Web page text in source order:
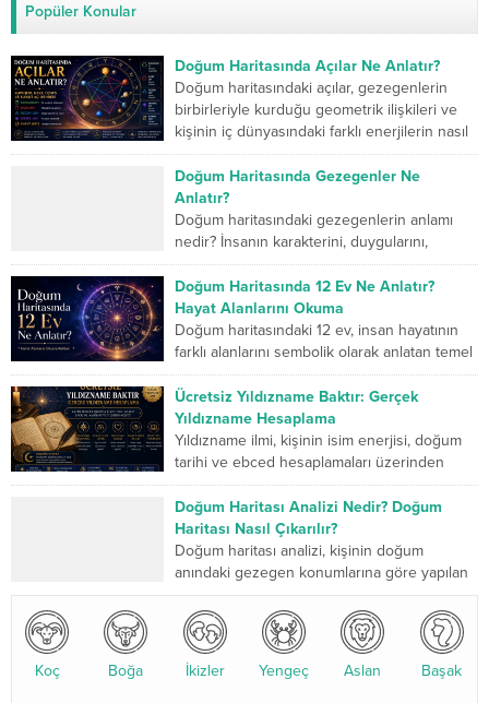
Popüler Konular
Doğum Haritasında Açılar Ne Anlatır?
Doğum haritasındaki açılar, gezegenlerin
birbirleriyle kurduğu geometrik ilişkileri ve
kişinin iç dünyasındaki farklı enerjilerin nasıl
çalıştığını gösterir. Kavuşum açısı iki...
Doğum Haritasında Gezegenler Ne
Anlatır?
Doğum haritasındaki gezegenlerin anlamı
nedir? İnsanın karakterini, duygularını,
düşünme biçimini, ilişkilerini, mücadele
gücünü ve yaşam yolculuğunda geliştirmesi
gereken yönlerini sembolik...
Doğum Haritasında 12 Ev Ne Anlatır?
Hayat Alanlarını Okuma
Doğum haritasındaki 12 ev, insan hayatının
farklı alanlarını sembolik olarak anlatan temel
bölümlerdir. Birinci ev kişinin dış dünyaya
sunduğu kimliği...
Ücretsiz Yıldızname Baktır: Gerçek
Yıldızname Hesaplama
Yıldızname ilmi, kişinin isim enerjisi, doğum
tarihi ve ebced hesaplamaları üzerinden
yapılan kadim bir değerlendirme sistemidir.
Son yıllarda özellikle yıldızname...
Doğum Haritası Analizi Nedir? Doğum
Haritası Nasıl Çıkarılır?
Doğum haritası analizi, kişinin doğum
anındaki gezegen konumlarına göre yapılan
analiz, karakter yapısı, ilişkiler, kariyer...
Koç Boğa İkizler Yengeç Aslan Başak